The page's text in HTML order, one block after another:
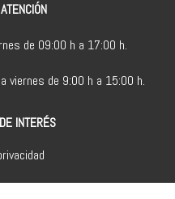
de 09:00 h a 17:00 h.
viernes de 9:00 h a 15:00 h.
INTERÉS